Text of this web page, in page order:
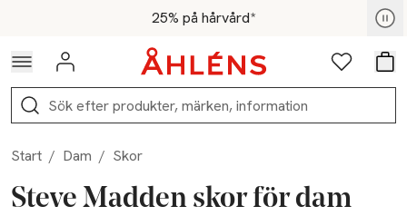
Hoppa till navigationsmenyn25% på hårvård*
För medlemmar - Shoppa nu
Logga in Favoriter
Sök
Start / Dam / Skor
Steve Madden skor för dam